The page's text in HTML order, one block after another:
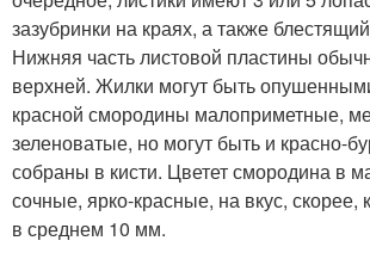
зазубринки на краях, а также
Нижняя часть листовой пластины
верхней. Жилки могут быть
красной смородины малоприметные,
зеленоватые, но могут быть и красно-
собраны в кисти. Цветет смородина в
сочные, ярко-красные, на вкус,
в среднем 10 мм.